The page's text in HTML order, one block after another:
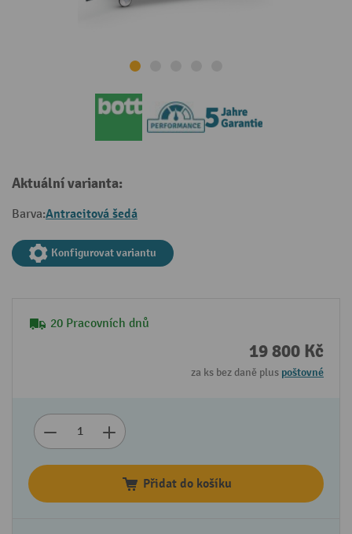
Aktuální varianta:
Barva:Antracitová šedá
Konfigurovat variantu
20 Pracovních dnů
19 800 Kč
za ks bez daně plus poštovné
Přidat do košíku